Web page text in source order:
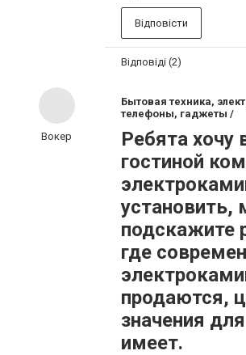
Відповісти
Відповіді (2)
Вокер
Бытовая техника,
телефоны, гаджеты /
Ребята хочу
гостиной
установить,
подскажите
где
продаются,
значения
имеет.